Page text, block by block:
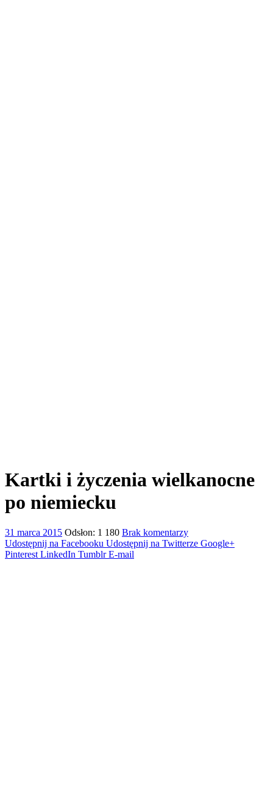
Kartki i życzenia wielkanocne
po niemiecku
31 marca 2015 Odsłon: 1 180 Brak komentarzy
Udostępnij na Facebooku Udostępnij na Twitterze Google+
Pinterest LinkedIn Tumblr E-mail